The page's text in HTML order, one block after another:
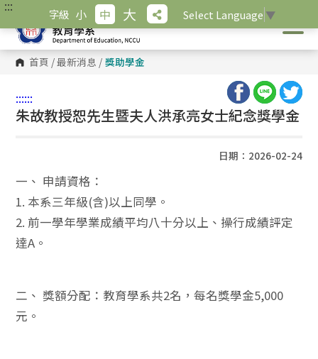
跳
主
內
容
::: 字級 小 中 大 Select Language ▼
首頁 /最新消息 / 獎助學金
::::::
朱故教授恕先生暨夫人洪承亮女士紀念獎學金
日期：2026-02-24
一、 申請資格：
1. 本系三年級(含)以上同學。
2. 前一學年學業成績平均八十分以上、操行成績評定
達A。
二、 獎額分配：教育學系共2名，每名獎學金5,000
元。